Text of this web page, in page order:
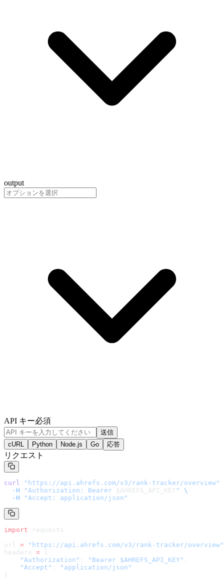
output
API キー必須
送信
cURL
Python Node.js Go 応答
リクエスト
curl " https://api.ahrefs.com/v3/rank-tracker/overview"
  -H
"Authorization: Bearer $AHREFS_API_KEY "
\
  -H
"Accept: application/json"
import requests
url = " https://api.ahrefs.com/v3/rank-tracker/overview"
headers = {
    "Authorization"
: "Bearer $AHREFS_API_KEY" ,
    "Accept"
:
"application/json"
}